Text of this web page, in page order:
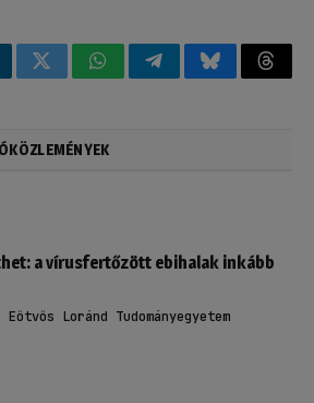
TwitterWhatsAppTelegramBluesky
a vírusfertőzött ebihalak inkább
Eötvös Loránd Tudományegyetem